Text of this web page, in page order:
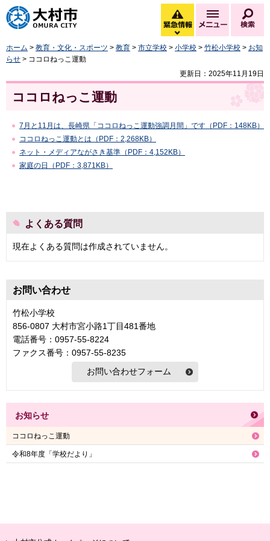
大村市
緊急情報
緊急情報を開く
メニュー
ホーム > 教育・文化・スポーツ > 教育 > 市立学校 > 小学校 > 竹松小学校 > お知
らせ > ココロねっこ運動
更新日：2025年11月19日
ココロねっこ運動
7月と11月は、長崎県「ココロねっこ運動強調月間」です（PDF：148KB）
ココロねっこ運動とは（PDF：2,268KB）
ネット・メディアながさき基準（PDF：4,152KB）
家庭の日（PDF：3,871KB）
よくある質問
現在よくある質問は作成されていません。
お問い合わせ
竹松小学校
856-0807 大村市宮小路1丁目481番地
電話番号：0957-55-8224
ファクス番号：0957-55-8235
お知らせ
ココロねっこ運動
令和8年度「学校だより」